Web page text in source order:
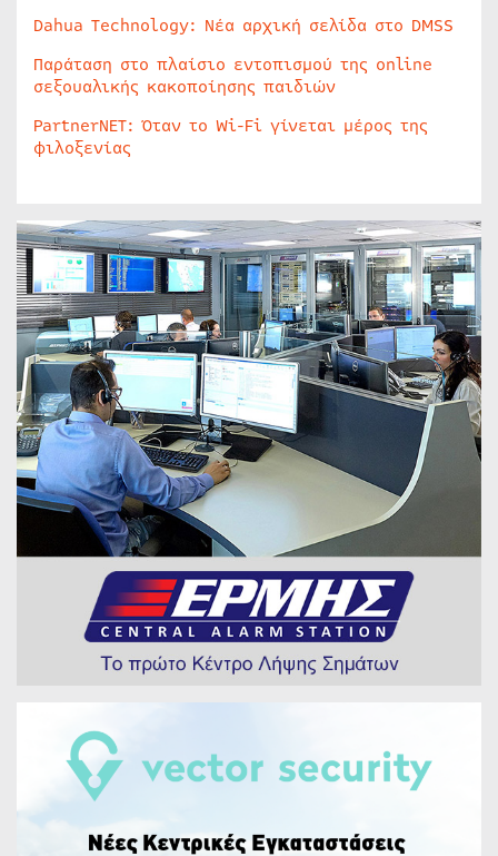
Dahua Technology: Νέα αρχική σελίδα στο DMSS
Παράταση στο πλαίσιο εντοπισμού της online
σεξουαλικής κακοποίησης παιδιών
PartnerNET: Όταν το Wi-Fi γίνεται μέρος της
φιλοξενίας